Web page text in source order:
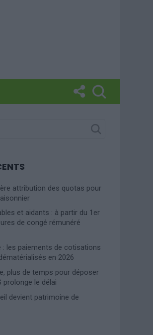
attribution des quotas pour
et aidants : à partir du 1er
de congé rémunéré
: les paiements de cotisations
en 2026
plus de temps pour déposer
prolonge le délai
devient patrimoine de